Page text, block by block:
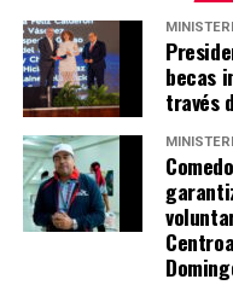
becas
través